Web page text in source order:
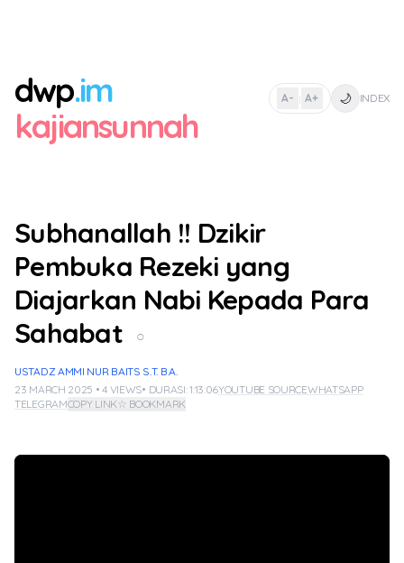
dwp.im
kajiansunnah
A- | A+ 🌙 INDEX
Subhanallah !! Dzikir
Pembuka Rezeki yang
Diajarkan Nabi Kepada Para
Sahabat
○
USTADZ AMMI NUR BAITS S.T. B.A.
23 MARCH 2025 • 4 VIEWS• DURASI: 1:13:06YOUTUBE SOURCEWHATSAPP
TELEGRAMCOPY LINK☆ BOOKMARK